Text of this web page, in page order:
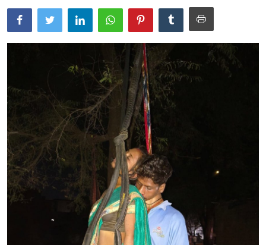
देश
मनोरंजन
खेल
राजनीति
तकनीकि
Hindi